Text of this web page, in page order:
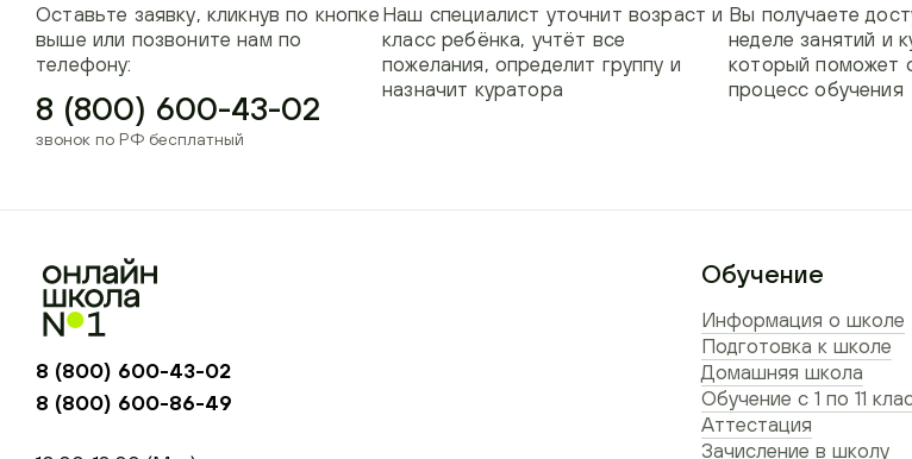
Оставьте заявку, кликнув по кнопке
выше или позвоните нам по
телефону:
8 (800) 600-43-02
звонок по РФ бесплатный
Наш специалист уточнит возраст и
класс ребёнка, учтёт все
пожелания, определит группу и
назначит куратора
Вы получаете
неделе занятий и
который поможет
процесс обучения
8 (800) 600-43-02
8 (800) 600-86-49
Обучение
Информация о школе
Подготовка к школе
Домашняя школа
Обучение с 1 по 11
Аттестация
Зачисление в школу